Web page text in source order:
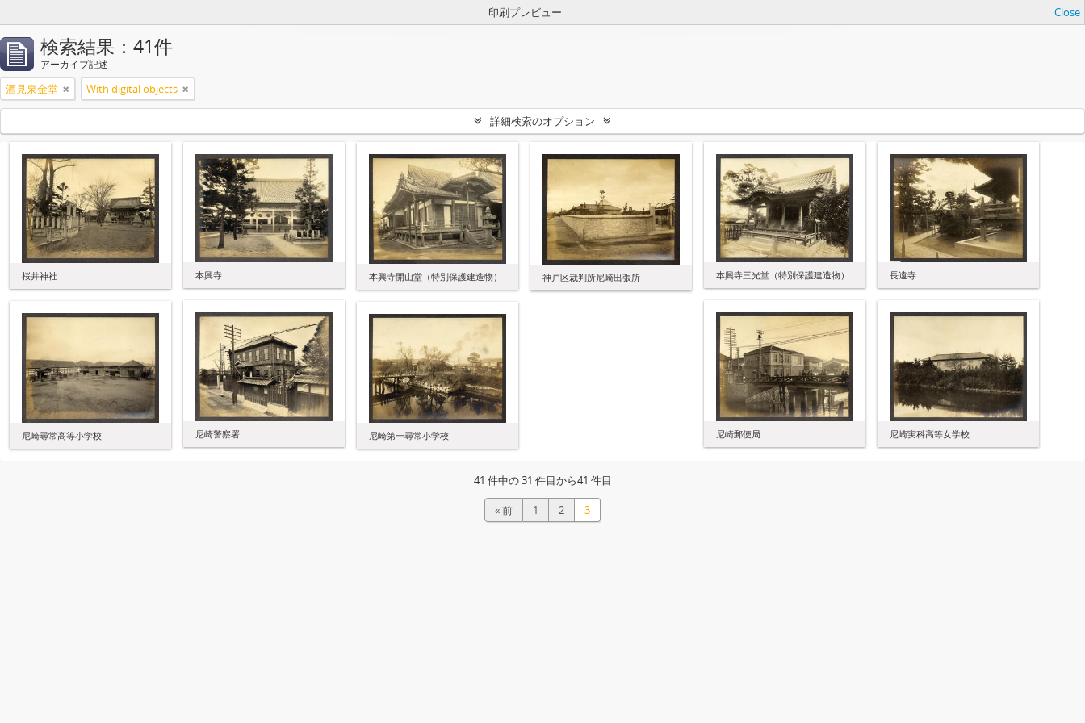
印刷プレビュー Close
検索結果：41件
アーカイブ記述
酒見泉金堂 With digital objects
詳細検索のオプション
桜井神社 本興寺 本興寺開山堂（特別保護建造物） 神戸区裁判所尼崎出張所 本興寺三光堂（特別保護建造物） 長遠寺
尼崎警察署 尼崎郵便局 尼崎実科高等女学校
尼崎尋常高等小学校 尼崎第一尋常小学校
41 件中の 31 件目から41 件目
« 前 1 2 3